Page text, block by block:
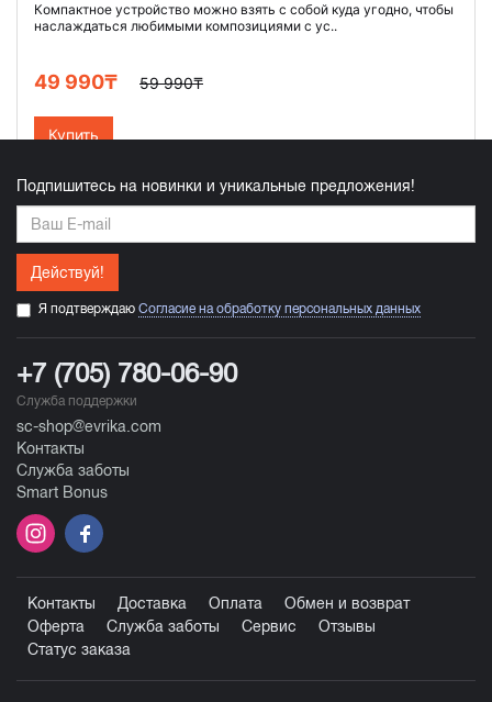
Компактное устройство можно взять с собой куда угодно, чтобы
наслаждаться любимыми композициями с ус..
49 990₸ 59 990₸
Купить
Подпишитесь на новинки и уникальные предложения!
Действуй!
Я подтверждаю Согласие на обработку персональных данных
+7 (705) 780-06-90
Служба поддержки
sc-shop@evrika.com
Контакты
Служба заботы
Smart Bonus
Контакты Доставка Оплата
Обмен и возврат
Оферта
Служба заботы Сервис
Отзывы
Статус заказа